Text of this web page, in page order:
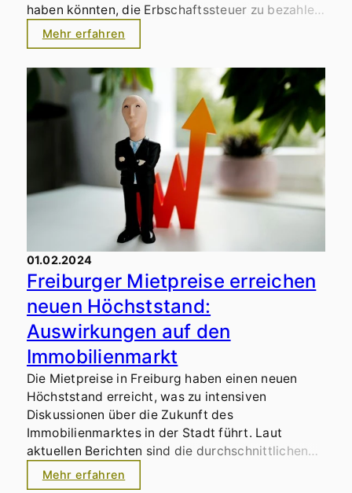
haben könnten, die Erbschaftssteuer zu bezahlen
oder sich sogar in einem erbitterten Streit
darüber wiederfinden könnten?
Mehr erfahren
01.02.2024
Freiburger Mietpreise erreichen
neuen Höchststand:
Auswirkungen auf den
Immobilienmarkt
Die Mietpreise in Freiburg haben einen neuen
Höchststand erreicht, was zu intensiven
Diskussionen über die Zukunft des
Immobilienmarktes in der Stadt führt. Laut
aktuellen Berichten sind die durchschnittlichen
Mietkosten in Freiburg im vergangenen Jahr um
erhebliche Prozentsätze gestiegen, was den
Mehr erfahren